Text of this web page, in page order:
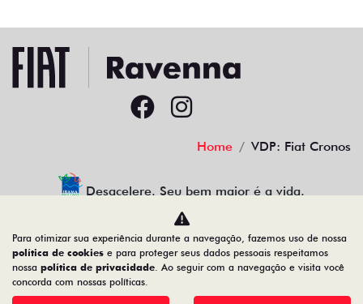
Home VDP: Fiat Cronos
Desacelere. Seu bem maior é a vida.
Para otimizar sua experiência durante a navegação, fazemos uso de nossa
política de cookies e para proteger seus dados pessoais respeitamos
nossa política de privacidade. Ao seguir com a navegação e visita você
concorda com nossas políticas.